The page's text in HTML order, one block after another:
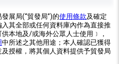
展局(“貿發局”)的使用條款及確定
其全部或任何資料庫內作為直接推
本地及/或海外公眾人士使用﹞，
中所述之其他用途；本人確認已獲得
授權，將其個人資料提供予貿發局